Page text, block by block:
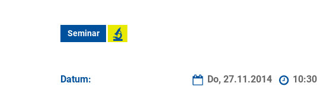
Seminar
Datum: Do, 27.11.2014